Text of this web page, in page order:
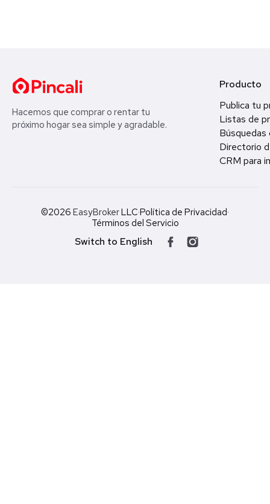
Hacemos que comprar o rentar tu
próximo hogar sea simple y agradable.
Producto
Publica tu
Listas de
Búsquedas
Directorio
CRM para
©2026 EasyBrokerLLC·Política de Privacidad·
Términos del Servicio
Switch to English